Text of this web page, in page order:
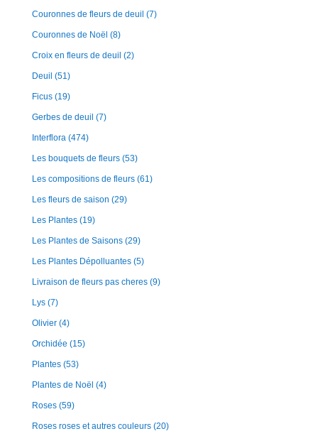
Couronnes de fleurs de deuil (7)
Couronnes de Noël (8)
Croix en fleurs de deuil (2)
Deuil (51)
Ficus (19)
Gerbes de deuil (7)
Interflora (474)
Les bouquets de fleurs (53)
Les compositions de fleurs (61)
Les fleurs de saison (29)
Les Plantes (19)
Les Plantes de Saisons (29)
Les Plantes Dépolluantes (5)
Livraison de fleurs pas cheres (9)
Lys (7)
Olivier (4)
Orchidée (15)
Plantes (53)
Plantes de Noël (4)
Roses (59)
Roses roses et autres couleurs (20)